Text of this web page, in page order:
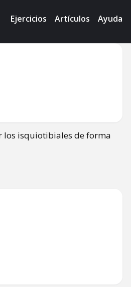
Ejercicios Artículos Ayuda
los isquiotibiales de forma